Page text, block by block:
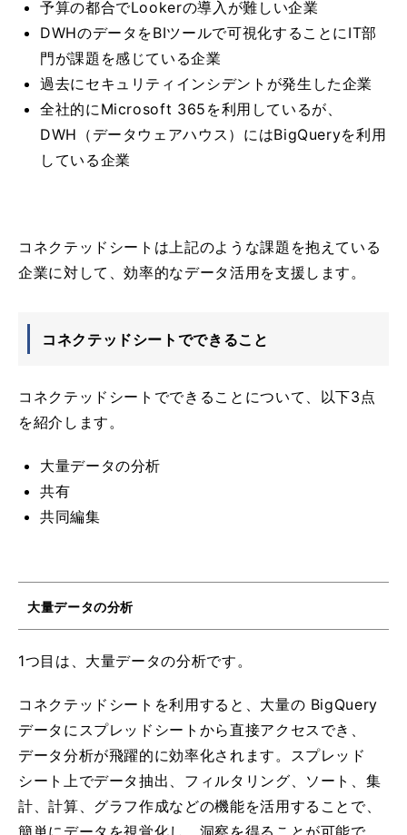
予算の都合でLookerの導入が難しい企業
DWHのデータをBIツールで可視化することにIT部
門が課題を感じている企業
過去にセキュリティインシデントが発生した企業
全社的にMicrosoft 365を利用しているが、
DWH（データウェアハウス）にはBigQueryを利用
している企業
コネクテッドシートは上記のような課題を抱えている
企業に対して、効率的なデータ活用を支援します。
コネクテッドシートでできること
コネクテッドシートでできることについて、以下3点
を紹介します。
大量データの分析
共有
共同編集
大量データの分析
1つ目は、大量データの分析です。
コネクテッドシートを利用すると、大量の BigQuery
データにスプレッドシートから直接アクセスでき、
データ分析が飛躍的に効率化されます。スプレッド
シート上でデータ抽出、フィルタリング、ソート、集
計、計算、グラフ作成などの機能を活用することで、
簡単にデータを視覚化し、洞察を得ることが可能で